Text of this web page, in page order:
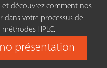
découvrez comment nos
dans votre processus de
HPLC.
présentation